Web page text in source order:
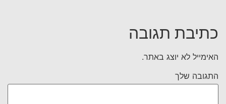
כתיבת תגובה
האימייל לא יוצג באתר.
התגובה שלך